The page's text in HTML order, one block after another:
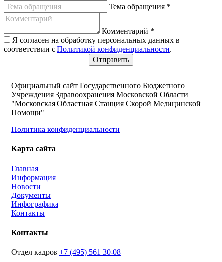
Тема обращения *
Комментарий *
Я согласен на обработку персональных данных в
соответствии с Политикой конфиденциальности.
Официальный сайт Государственного Бюджетного
Учреждения Здравоохранения Московской Области
"Московская Областная Станция Скорой Медицинской
Помощи"
Политика конфиденциальности
Карта сайта
Главная
Информация
Новости
Документы
Инфографика
Контакты
Контакты
Отдел кадров +7 (495) 561 30-08